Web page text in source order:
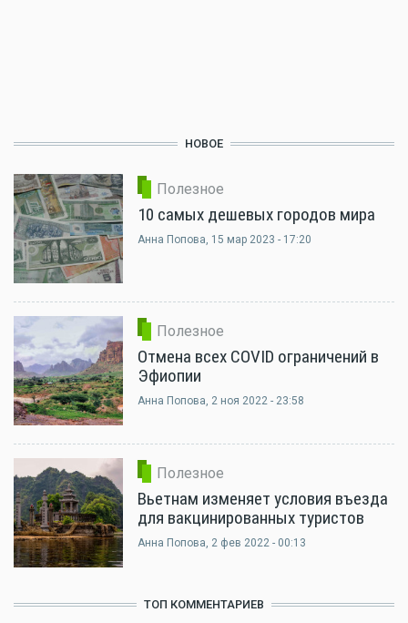
НОВОЕ
Полезное
10 самых дешевых городов мира
Анна Попова, 15 мар 2023 - 17:20
Полезное
Отмена всех COVID ограничений в
Эфиопии
Анна Попова, 2 ноя 2022 - 23:58
Полезное
Вьетнам изменяет условия въезда
для вакцинированных туристов
Анна Попова, 2 фев 2022 - 00:13
ТОП КОММЕНТАРИЕВ